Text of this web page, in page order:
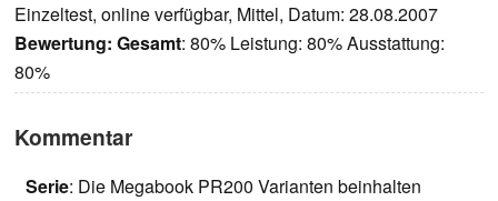
Einzeltest, online verfügbar, Mittel, Datum: 28.08.2007
Bewertung: Gesamt: 80% Leistung: 80% Ausstattung:
80%
Kommentar
Serie: Die Megabook PR200 Varianten beinhalten